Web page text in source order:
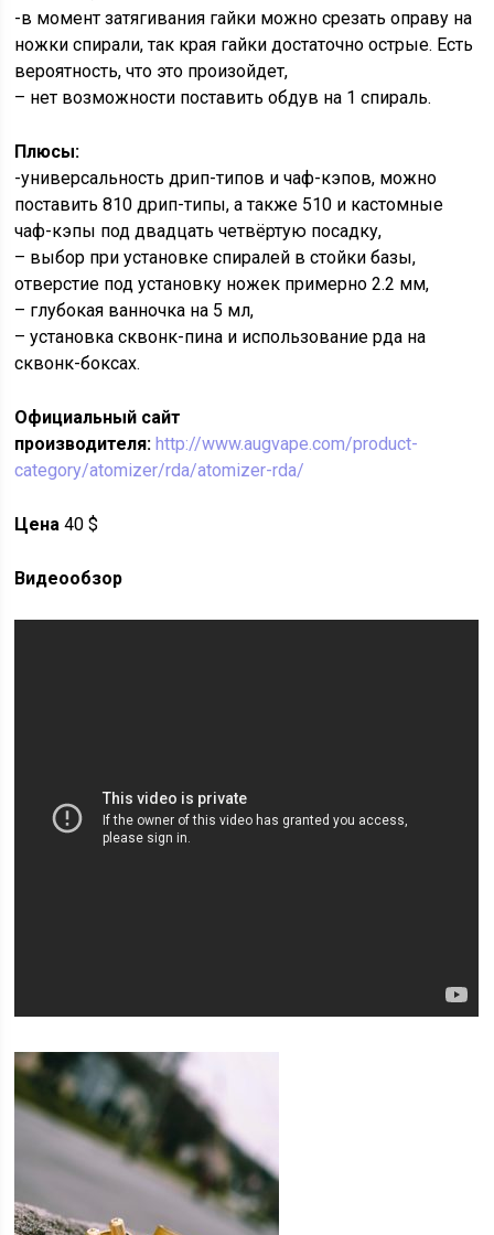
-в момент затягивания гайки можно срезать оправу на
ножки спирали, так края гайки достаточно острые. Есть
вероятность, что это произойдет,
– нет возможности поставить обдув на 1 спираль.
Плюсы:
-универсальность дрип-типов и чаф-кэпов, можно
поставить 810 дрип-типы, а также 510 и кастомные
чаф-кэпы под двадцать четвёртую посадку,
– выбор при установке спиралей в стойки базы,
отверстие под установку ножек примерно 2.2 мм,
– глубокая ванночка на 5 мл,
– установка сквонк-пина и использование рда на
сквонк-боксах.
Официальный сайт
производителя: http://www.augvape.com/product-
category/atomizer/rda/atomizer-rda/
Цена 40 $
Видеообзор